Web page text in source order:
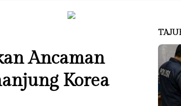
Ancaman
Korea